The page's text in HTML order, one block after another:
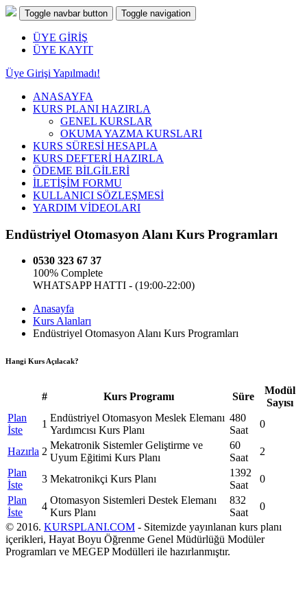
Toggle navbar button Toggle navigation
ÜYE GİRİŞ
ÜYE KAYIT
Üye Girişi Yapılmadı!
ANASAYFA
KURS PLANI HAZIRLA
GENEL KURSLAR
OKUMA YAZMA KURSLARI
KURS SÜRESİ HESAPLA
KURS DEFTERİ HAZIRLA
ÖDEME BİLGİLERİ
İLETİŞİM FORMU
KULLANICI SÖZLEŞMESİ
YARDIM VİDEOLARI
Endüstriyel Otomasyon Alanı Kurs Programları
0530 323 67 37
100% Complete
WHATSAPP HATTI - (19:00-22:00)
Anasayfa
Kurs Alanları
Endüstriyel Otomasyon Alanı Kurs Programları
Hangi Kurs Açılacak?
# Kurs Programı Süre
Modül
Sayısı
Plan
İste
1
Endüstriyel Otomasyon Meslek Elemanı
Yardımcısı Kurs Planı
480
Saat
0
Hazırla 2
Mekatronik Sistemler Geliştirme ve
Uyum Eğitimi Kurs Planı
60
Saat
2
Plan
İste
3 Mekatronikçi Kurs Planı
1392
Saat
0
Plan
İste
4
Otomasyon Sistemleri Destek Elemanı
Kurs Planı
832
Saat
0
© 2016. KURSPLANI.COM - Sitemizde yayınlanan kurs planı
içerikleri, Hayat Boyu Öğrenme Genel Müdürlüğü Modüler
Programları ve MEGEP Modülleri ile hazırlanmıştır.